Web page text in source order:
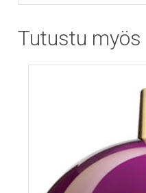
Tutustu myös